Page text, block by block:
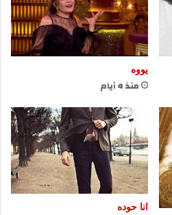
يووه
منذ 4 أيام
انا حوده